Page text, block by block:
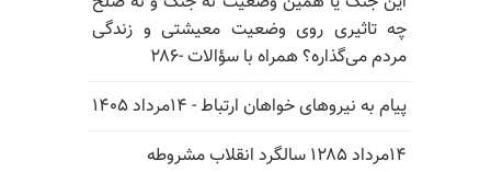
چه تاثیری روی وضعیت معیشتی و زندگی
مردم می‌گذاره؟ همراه با سؤالات -۲۸۶
پیام به نیروهای خواهان ارتباط - ۱۴مرداد ۱۴۰۵
۱۴مرداد ۱۲۸۵ سالگرد انقلاب مشروطه